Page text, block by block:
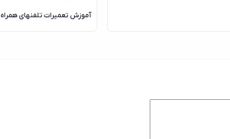
آموزش تعمیرات تلفنهای همراه